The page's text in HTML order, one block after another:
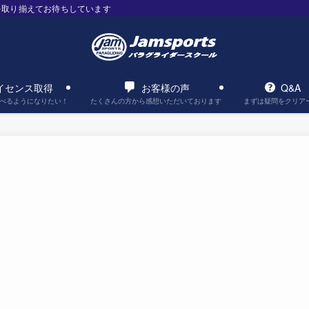
り揃えてお待ちしています
センス取得
るようになりたい！
お客様の声
たくさんの方から感想いただいております
Q&A
まずは疑問をクリア